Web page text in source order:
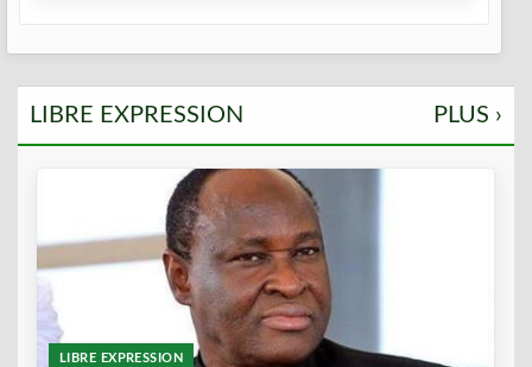
LIBRE EXPRESSION PLUS ›
LIBRE EXPRESSION